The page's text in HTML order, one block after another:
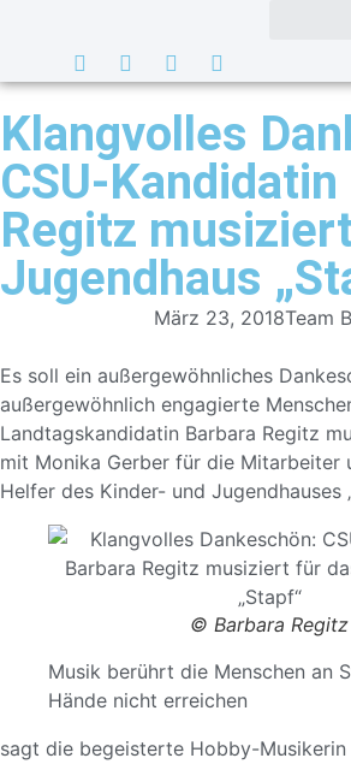
Klangvolles
CSU-
Regitz
Jugendhaus
März 23, 2018Team
Es soll ein außergewöhnliches
außergewöhnlich engagierte
Landtagskandidatin Barbara Regitz
mit Monika Gerber für die Mitarbeiter
Helfer des Kinder- und Jugendhauses
© Barbara Regitz
Musik berührt die Menschen an
Hände nicht erreichen
sagt die begeisterte Hobby-